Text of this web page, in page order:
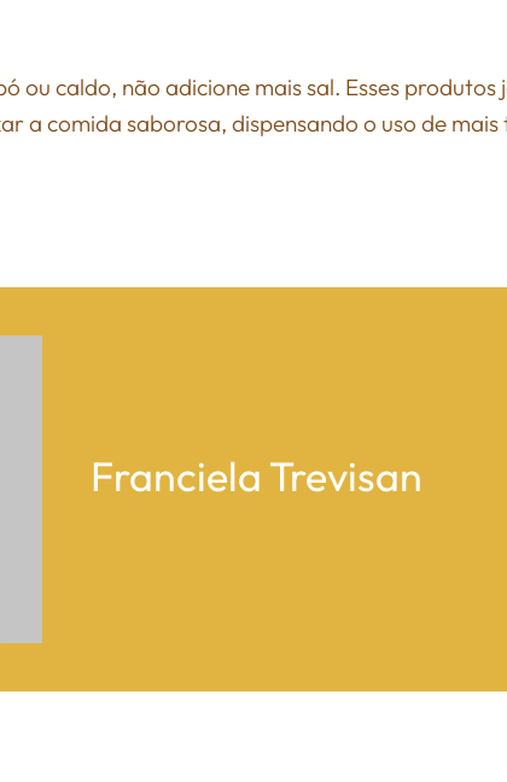
ou caldo, não adicione mais sal. Esses produtos
a comida saborosa, dispensando o uso de
Franciela Trevisan